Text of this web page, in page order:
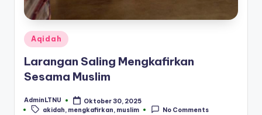
Posted
Aqidah
Larangan Saling Mengkafirkan
Sesama Muslim
Posted
by
AdminLTNU Oktober 30, 2025
Tags:
akidah, mengkafirkan, muslim No Comments